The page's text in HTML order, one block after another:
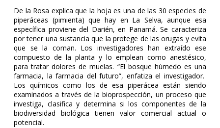
De la Rosa explica que la hoja es una de las 30 especies de
piperáceas (pimienta) que hay en La Selva, aunque esa
específica proviene del Darién, en Panamá. Se caracteriza
por tener una sustancia que la protege de las orugas y evita
que se la coman. Los investigadores han extraído ese
compuesto de la planta y lo emplean como anestésico,
para tratar dolores de muelas. “El bosque húmedo es una
farmacia, la farmacia del futuro”, enfatiza el investigador.
Los químicos como los de esa piperácea están siendo
examinados a través de la bioprospección, un proceso que
investiga, clasifica y determina si los componentes de la
biodiversidad biológica tienen valor comercial actual o
potencial.